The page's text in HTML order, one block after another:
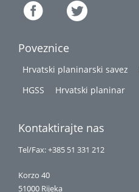
Poveznice
Hrvatski planinarski savez
HGSS
Hrvatski planinar
Kontaktirajte nas
Tel/Fax: +385 51 331 212
Korzo 40
51000 Rijeka